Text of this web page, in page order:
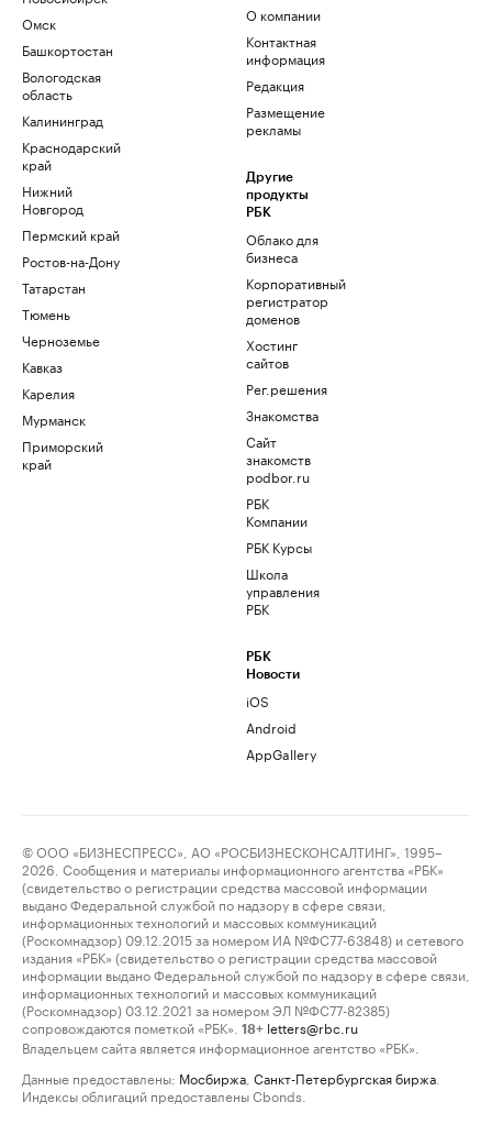
Омск
Башкортостан
Вологодская
область
Калининград
Краснодарский
край
Нижний
Новгород
Пермский край
Ростов-на-Дону
Татарстан
Тюмень
Черноземье
Кавказ
Карелия
Мурманск
Приморский
край
О компании
Контактная
информация
Редакция
Размещение
рекламы
Другие
продукты
РБК
Облако для
бизнеса
Корпоративный
регистратор
доменов
Хостинг
сайтов
Рег.решения
Знакомства
Сайт
знакомств
podbor.ru
РБК
Компании
РБК Курсы
Школа
управления
РБК
РБК
Новости
iOS
Android
AppGallery
© ООО «БИЗНЕСПРЕСС», АО «РОСБИЗНЕСКОНСАЛТИНГ», 1995–
2026. Сообщения и материалы информационного агентства «РБК»
(свидетельство о регистрации средства массовой информации
выдано Федеральной службой по надзору в сфере связи,
информационных технологий и массовых коммуникаций
(Роскомнадзор) 09.12.2015 за номером ИА №ФС77-63848) и сетевого
издания «РБК» (свидетельство о регистрации средства массовой
информации выдано Федеральной службой по надзору в сфере связи,
информационных технологий и массовых коммуникаций
(Роскомнадзор) 03.12.2021 за номером ЭЛ №ФС77-82385)
сопровождаются пометкой «РБК».
18+ letters@rbc.ru
Владельцем сайта является информационное агентство «РБК».
Данные предоставлены: Мосбиржа Санкт-Петербургская биржа
Индексы облигаций предоставлены Cbonds.